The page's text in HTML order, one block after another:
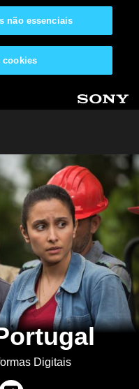
não essenciais
cookies
Digitais